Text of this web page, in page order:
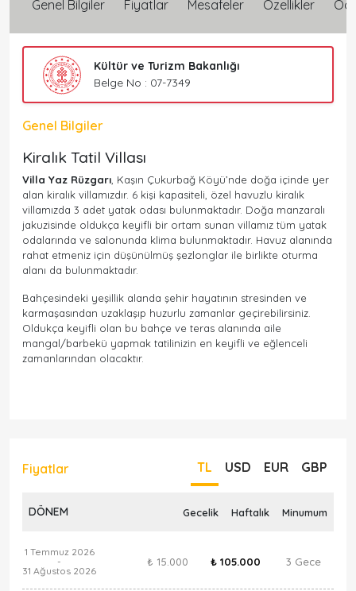
Genel Bilgiler Fiyatlar Mesafeler Özellikler
Kültür ve Turizm Bakanlığı
Belge No : 07-7349
Genel Bilgiler
Kiralık Tatil Villası
Villa Yaz Rüzgarı , Kaşın Çukurbağ Köyü’nde doğa içinde yer
alan kiralık villamızdır. 6 kişi kapasiteli, özel havuzlu kiralık
villamızda 3 adet yatak odası bulunmaktadır. Doğa manzaralı
jakuzisinde oldukça keyifli bir ortam sunan villamız tüm yatak
odalarında ve salonunda klima bulunmaktadır. Havuz alanında
rahat etmeniz için düşünülmüş şezlonglar ile birlikte oturma
alanı da bulunmaktadır.
Bahçesindeki yeşillik alanda şehir hayatının stresinden ve
karmaşasından uzaklaşıp huzurlu zamanlar geçirebilirsiniz.
Oldukça keyifli olan bu bahçe ve teras alanında aile
mangal/barbekü yapmak tatilinizin en keyifli ve eğlenceli
zamanlarından olacaktır.
Fiyatlar TL USD EUR GBP
DÖNEM Gecelik Haftalık Minumum
1 Temmuz 2026
-
31 Ağustos 2026
₺ 15.000 ₺ 105.000 3 Gece